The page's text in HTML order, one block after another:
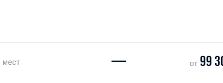
мест — от 99